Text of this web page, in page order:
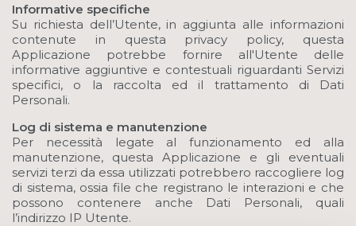
Informative specifiche
Su richiesta dell’Utente, in aggiunta alle informazioni
contenute in questa privacy policy, questa
Applicazione potrebbe fornire all'Utente delle
informative aggiuntive e contestuali riguardanti Servizi
specifici, o la raccolta ed il trattamento di Dati
Personali.
Log di sistema e manutenzione
Per necessità legate al funzionamento ed alla
manutenzione, questa Applicazione e gli eventuali
servizi terzi da essa utilizzati potrebbero raccogliere log
di sistema, ossia file che registrano le interazioni e che
possono contenere anche Dati Personali, quali
l’indirizzo IP Utente.